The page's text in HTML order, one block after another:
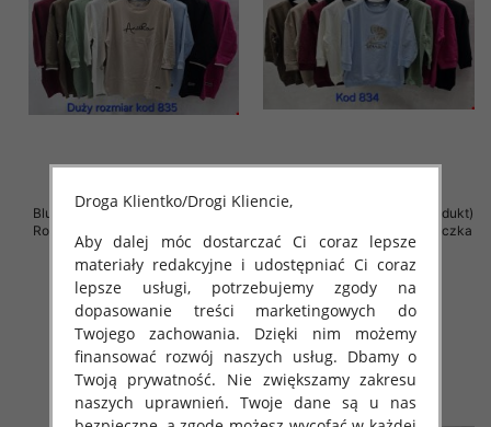
Bluzki damskie ( Turecki produkt)
Roz Standard , Mix Kolor .Paczka
10 szt
46.00 zł
szczegóły
Bluzki damskie ( Turecki produkt)
Roz Standard , Mix Kolor .Paczka
12 szt
43.00 zł
szczegóły
Droga Klientko/Drogi Kliencie,
Aby dalej móc dostarczać Ci coraz lepsze
materiały redakcyjne i udostępniać Ci coraz
lepsze usługi, potrzebujemy zgody na
dopasowanie treści marketingowych do
Twojego zachowania. Dzięki nim możemy
finansować rozwój naszych usług. Dbamy o
Twoją prywatność. Nie zwiększamy zakresu
naszych uprawnień. Twoje dane są u nas